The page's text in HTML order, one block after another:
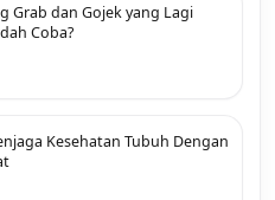
Grab dan Gojek yang Lagi
Coba?
Kesehatan Tubuh Dengan